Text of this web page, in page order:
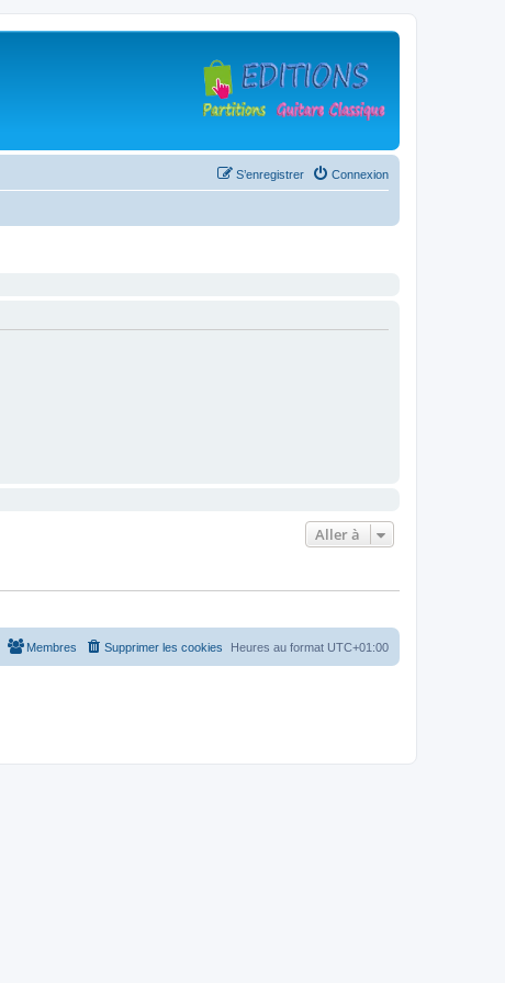
Connexion
S’enregistrer
Aller à
Heures au format UTC+01:00
Supprimer les cookies
Membres